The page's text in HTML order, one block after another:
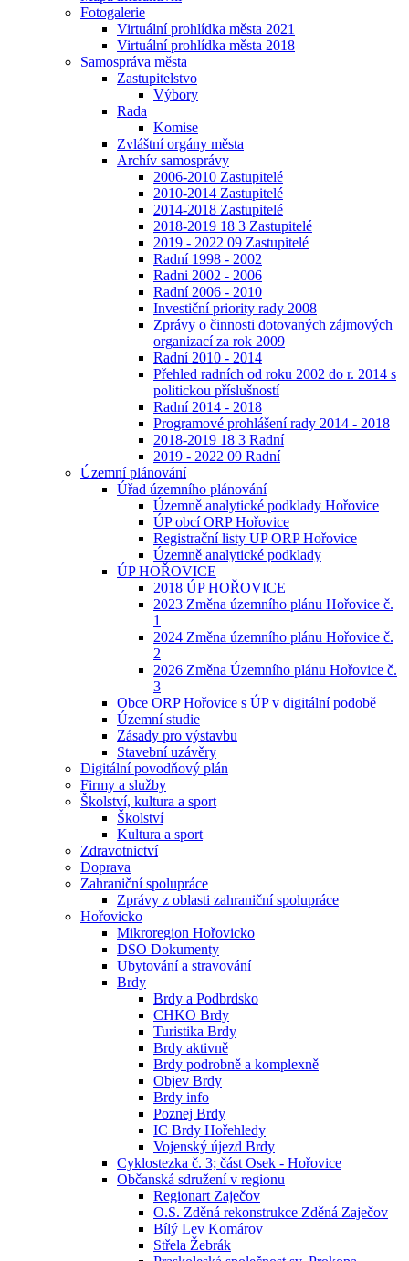
Fotogalerie
Virtuální prohlídka města 2021
Virtuální prohlídka města 2018
Samospráva města
Zastupitelstvo
Výbory
Rada
Komise
Zvláštní orgány města
Archív samosprávy
2006-2010 Zastupitelé
2010-2014 Zastupitelé
2014-2018 Zastupitelé
2018-2019 18 3 Zastupitelé
2019 - 2022 09 Zastupitelé
Radní 1998 - 2002
Radni 2002 - 2006
Radní 2006 - 2010
Investiční priority rady 2008
Zprávy o činnosti dotovaných zájmových
organizací za rok 2009
Radní 2010 - 2014
Přehled radních od roku 2002 do r. 2014 s
politickou příslušností
Radní 2014 - 2018
Programové prohlášení rady 2014 - 2018
2018-2019 18 3 Radní
2019 - 2022 09 Radní
Územní plánování
Úřad územního plánování
Územně analytické podklady Hořovice
ÚP obcí ORP Hořovice
Registrační listy UP ORP Hořovice
Územně analytické podklady
ÚP HOŘOVICE
2018 ÚP HOŘOVICE
2023 Změna územního plánu Hořovice č.
1
2024 Změna územního plánu Hořovice č.
2
2026 Změna Územního plánu Hořovice č.
3
Obce ORP Hořovice s ÚP v digitální podobě
Územní studie
Zásady pro výstavbu
Stavební uzávěry
Digitální povodňový plán
Firmy a služby
Školství, kultura a sport
Školství
Kultura a sport
Zdravotnictví
Doprava
Zahraniční spolupráce
Zprávy z oblasti zahraniční spolupráce
Hořovicko
Mikroregion Hořovicko
DSO Dokumenty
Ubytování a stravování
Brdy
Brdy a Podbrdsko
CHKO Brdy
Turistika Brdy
Brdy aktivně
Brdy podrobně a komplexně
Objev Brdy
Brdy info
Poznej Brdy
IC Brdy Hořehledy
Vojenský újezd Brdy
Cyklostezka č. 3; část Osek - Hořovice
Občanská sdružení v regionu
Regionart Zaječov
O.S. Zděná rekonstrukce Zděná Zaječov
Bílý Lev Komárov
Střela Žebrák